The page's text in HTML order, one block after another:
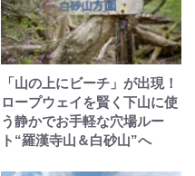
「山の上にビーチ」が出現！
ロープウェイを賢く下山に使
う静かでお手軽な穴場ルー
ト“羅漢寺山＆白砂山”へ